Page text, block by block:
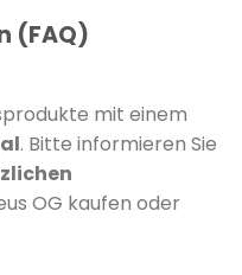
(FAQ)
mit einem
. Bitte informieren Sie
OG kaufen oder